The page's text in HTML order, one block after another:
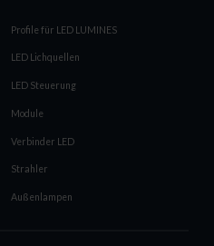
Profile für LED LUMINES
LED Lichquellen
LED Steuerung
Module
Verbinder LED
Strahler
Außenlampen